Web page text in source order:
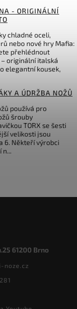
- ORIGINÁLNÍ
chladné oceli,
nebo nové hry Mafia:
přehlédnout
originální italská
elegantní kousek,
A ÚDRŽBA NOŽŮ
používá pro
šrouby
TORX se šesti
velikosti jsou
6. Někteří výrobci
Kód:ZASILK
japonská
sada
Kč
košíku
61200 Brno
noze.cz